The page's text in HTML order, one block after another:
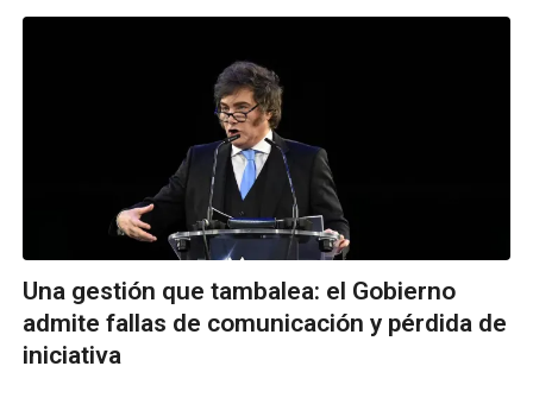
Una gestión que tambalea: el Gobierno
admite fallas de comunicación y pérdida de
iniciativa